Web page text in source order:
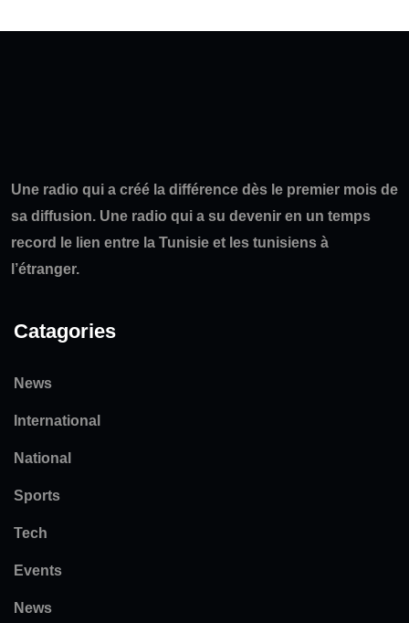
Une radio qui a créé la différence dès le premier mois de
sa diffusion. Une radio qui a su devenir en un temps
record le lien entre la Tunisie et les tunisiens à
l’étranger.
Catagories
News
International
National
Sports
Tech
Events
News